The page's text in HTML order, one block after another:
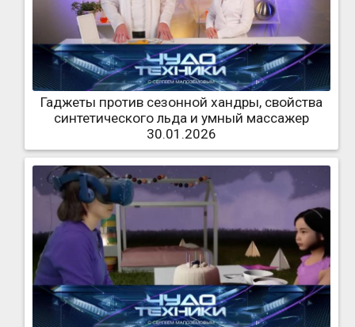
Гаджеты против сезонной хандры, свойства
синтетического льда и умный массажер
30.01.2026